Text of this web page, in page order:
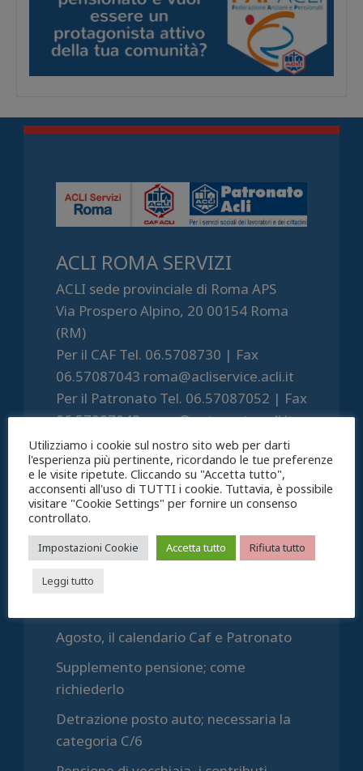
ACLI ROMA SERVIZI
ACLI sede provinciale di Roma APS
Via Prospero Alpino, 20 00154 Roma
(RM)
Per il CAF Tel. 06.5708730 | Fax
06.57087043 roma@acliservice.acli.it
Per il Patronato Tel. 06.57087052 | Fax
06.57087043 roma@patronato.acli.it
P.IVA 06019031001
Articoli recenti
Una casa, due comuni: le agevolazioni
Agosto, il calendario Caf e Patronato
Supplemento pensione; come
richiederlo
Detrazione posto auto; necessaria la
categoria C/6
Utilizziamo i cookie sul nostro sito web per darti
l'esperienza più pertinente, ricordando le tue preferenze
e le visite ripetute. Cliccando su "Accetta tutto",
acconsenti all'uso di TUTTI i cookie. Tuttavia, è possibile
visitare "Cookie Settings" per fornire un consenso
controllato.
Impostazioni Cookie Accetta tutto Rifiuta tutto
Leggi tutto